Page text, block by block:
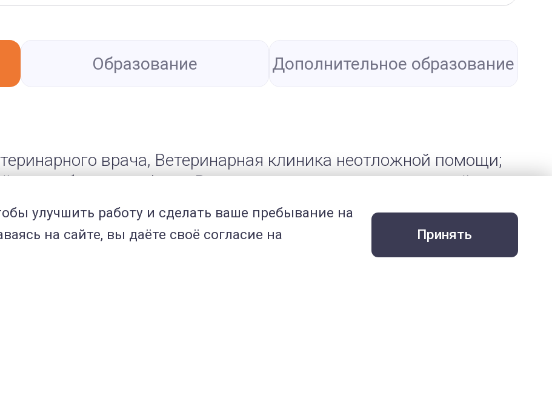
Образование Дополнительное образование
врача, Ветеринарная клиника неотложной помощи;
врач общего профиля, Ветеринарная клиника неотложной
врач-хирург. Ветеринарная клиника «Друзья»;
хирург, ортопед, невролог Ветеринарных Центров «МЕДВЕТ».
школы Образовательного Центра «МЕДВЕТ».
улучшить работу и сделать ваше пребывание на
на сайте, вы даёте своё согласие на
Принять